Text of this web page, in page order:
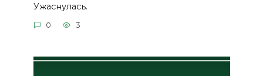
Ужаснулась.
0 3